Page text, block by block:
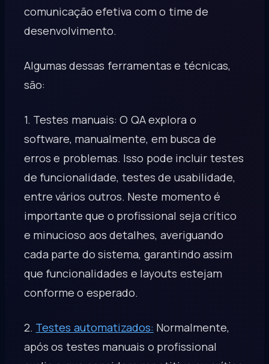
comunicação efetiva com o time de
desenvolvimento.
Algumas dessas ferramentas e técnicas,
são:
1. Testes manuais: O QA explora o
software, manualmente, em busca de
erros e problemas. Isso pode incluir testes
de funcionalidade, testes de usabilidade,
entre vários outros. Neste momento é
importante que o profissional seja crítico
e minucioso aos detalhes, averiguando
cada parte do sistema, garantindo assim
que funcionalidades e layouts estejam
conforme o esperado.
2. Testes automatizados: Normalmente,
após os testes manuais o profissional